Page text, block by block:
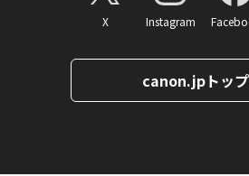
X Instagram
canon.jpトッ